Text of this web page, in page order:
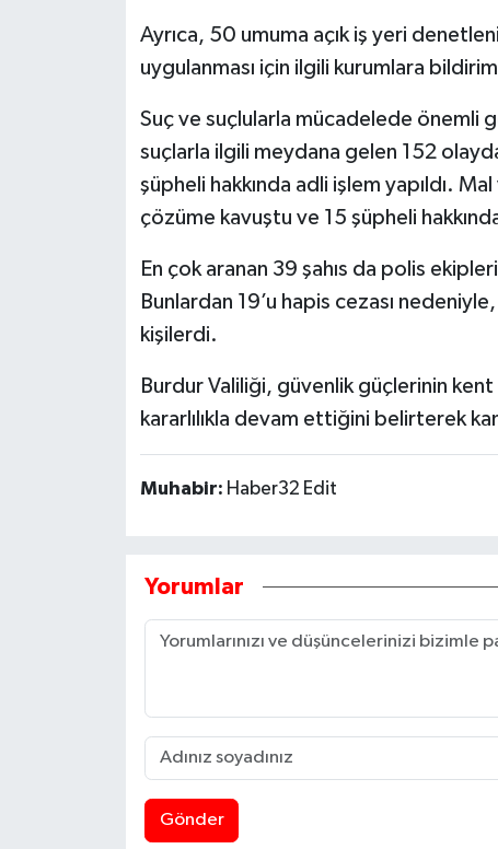
Ayrıca, 50 umuma açık iş yeri
uygulanması için ilgili kurumlara bildirim
Suç ve suçlularla mücadelede önemli
suçlarla ilgili meydana gelen 152
şüpheli hakkında adli işlem yapıldı.
çözüme kavuştu ve 15 şüpheli
En çok aranan 39 şahıs da polis
Bunlardan 19’u hapis cezası
kişilerdi.
Burdur Valiliği, güvenlik güçlerinin kent
kararlılıkla devam ettiğini belirterek
Muhabir: Haber32 Edit
Yorumlar
Gönder